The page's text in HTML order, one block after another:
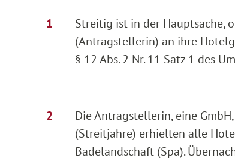
Streitig ist in der Hauptsache,
(Antragstellerin) an ihre
§ 12 Abs. 2 Nr. 11 Satz 1 des
Die Antragstellerin, eine
(Streitjahre) erhielten alle
Badelandschaft (Spa).